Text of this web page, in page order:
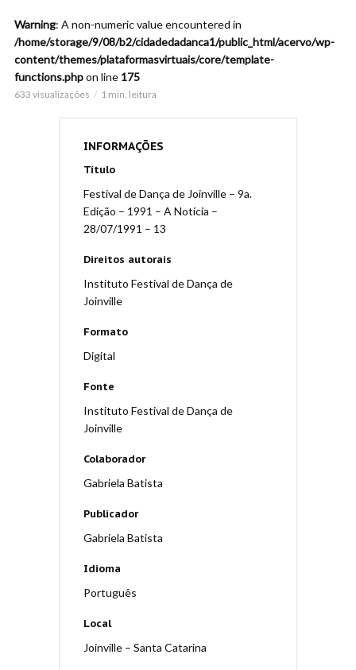
Warning: A non-numeric value encountered in
/home/storage/9/08/b2/cidadedadanca1/public_html/acervo/wp-
content/themes/plataformasvirtuais/core/template-
functions.phpon line 175
633 visualizações 1 min. leitura
INFORMAÇÕES
Título
Festival de Dança de Joinville – 9a.
Edição – 1991 – A Notícia –
28/07/1991 – 13
Direitos autorais
Instituto Festival de Dança de
Joinville
Formato
Digital
Fonte
Instituto Festival de Dança de
Joinville
Colaborador
Gabriela Batista
Publicador
Gabriela Batista
Idioma
Português
Local
Joinville – Santa Catarina